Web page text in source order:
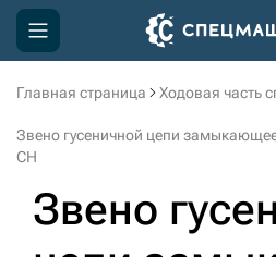
Главная страница Ходовая часть
Звено гусеничной цепи
CH
Звено
Компания
Акции
Доставка и оплата